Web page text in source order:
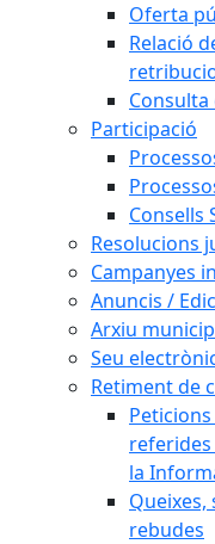
Oferta
Relació
Participació
Consells
Resolucions
Campanyes
Anuncis /
Arxiu
Seu
Retiment de
referides
la
rebudes